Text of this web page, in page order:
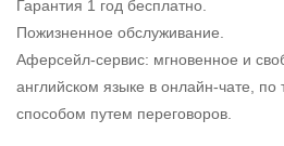
Гарантия 1 год бесплатно.
Пожизненное обслуживание.
Аферсейл-сервис: мгновенное и
английском языке в онлайн-чате,
способом путем переговоров.